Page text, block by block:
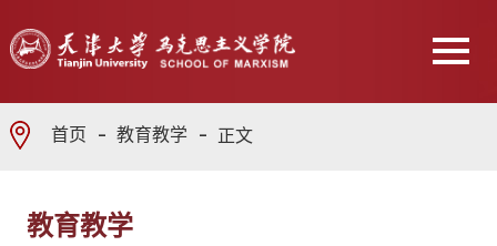
首页 教育教学 正文
教育教学